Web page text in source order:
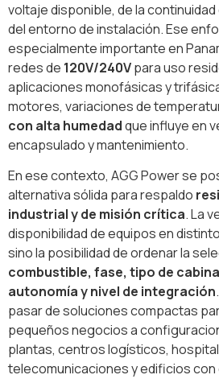
voltaje disponible, de la
del entorno de instalación. Ese
especialmente importante en
redes de 120V/240Vpara uso
aplicaciones monofásicas y
motores, variaciones de
con alta humedadque influye en
encapsulado y mantenimiento.
En ese contexto, AGG Power se
alternativa sólida para respaldo
industrial y de misión crítica. La
disponibilidad de equipos en
sino la posibilidad de ordenar la
combustible, fase, tipo de
autonomía y nivel de integración
pasar de soluciones compactas
pequeños negocios a
plantas, centros logísticos,
telecomunicaciones y edificios